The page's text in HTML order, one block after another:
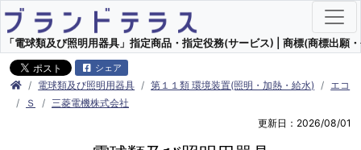
「電球類及び照明用器具」指定商品・指定役務(サービス) | 商標(商標出願
シェア
電球類及び照明用器具 第１１類 環境装置(照明・加熱・給水)
エコ
Ｓ
三菱電機株式会社
更新日：2026/08/01